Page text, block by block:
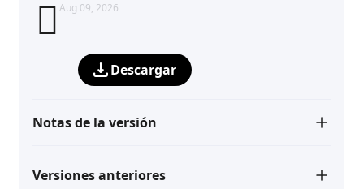
Aug 09, 2026
Descargar
Notas de la versión
Versiones anteriores